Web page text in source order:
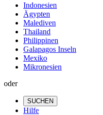
Indonesien
Ägypten
Malediven
Thailand
Philippinen
Galapagos Inseln
Mexiko
Mikronesien
oder
SUCHEN
Hilfe